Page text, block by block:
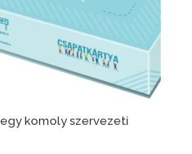
komoly szervezeti